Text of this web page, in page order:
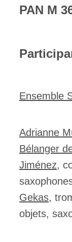
PAN M
Ensemble
Adrianne
Bélanger
Jiménez,
Gekas,
objets,